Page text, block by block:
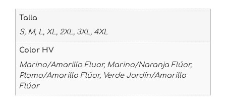
Talla
S, M, L, XL, 2XL, 3XL, 4XL
Color HV
Marino/Amarillo Fluor, Marino/Naranja Flúor,
Plomo/Amarillo Flúor, Verde Jardín/Amarillo
Flúor